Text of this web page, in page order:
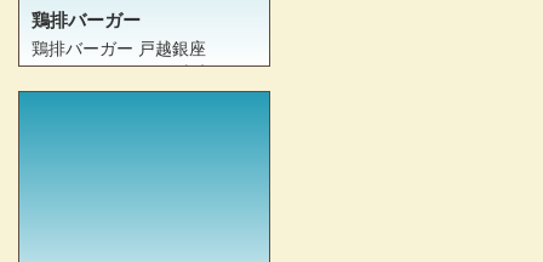
鶏排バーガー
鶏排バーガー 戸越銀座
#TOKYOSELECT #東京セレ
クト #鶏排バーガー #大鶏排